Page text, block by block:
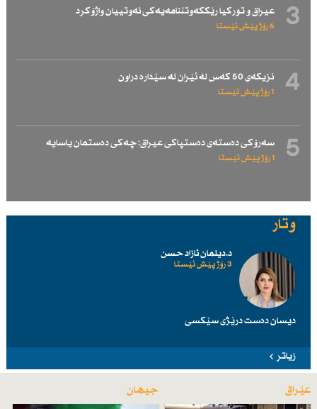
3 عیراق و توركیا رێككەوتننامەیەكی نەوتییان واژۆكرد
6 رۆژ پێش ئێستا
4 نزیكەی 50 كەس لە ئێران لە سێدارە دراون
1 رۆژ پێش ئێستا
5 سەرۆكی دەستەی دەستپاكی عیراق: چەكی دەستمان یاسایە
1 رۆژ پێش ئێستا
وتار
د.دیلمان ئازاد حسن
3 رۆژ پێش ئێستا
دیسان دەست درێژی سێكسی
زیاتر
عێراق جیهان